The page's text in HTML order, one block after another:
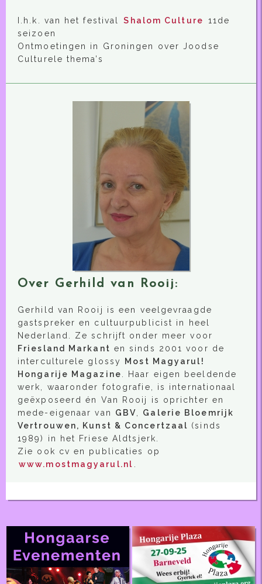
I.h.k. van het festival Shalom Culture
11de
seizoen
Ontmoetingen in Groningen over Joodse
Culturele thema’s
Over Gerhild van Rooij:
Gerhild van Rooij is een veelgevraagde
gastspreker en cultuurpublicist in heel
Nederland. Ze schrijft onder meer voor
Friesland Markant en sinds 2001 voor de
interculturele glossy
Most Magyarul!
Hongarije Magazine
. Haar eigen beeldende
werk, waaronder fotografie, is internationaal
geëxposeerd én Van Rooij is oprichter en
mede-eigenaar van GBV
Galerie Bloemrijk
Vertrouwen, Kunst & Concertzaal (sinds
1989) in het Friese Aldtsjerk.
Zie ook cv en publicaties op
www.mostmagyarul.nl